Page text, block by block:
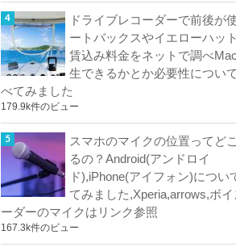
ドライブレコーダーで前後が
ートバックスやイエローハッ
賃込み料金をネットで調べ
生できるかとか必要性につい
べてみました
179.9k件のビュー
スマホのマイクの位置ってど
るの？Android(アンドロイ
ド),iPhone(アイフォン)につい
てみました,Xperia,arrows,ボイ
ーダーのマイクはリンク参照
167.3k件のビュー